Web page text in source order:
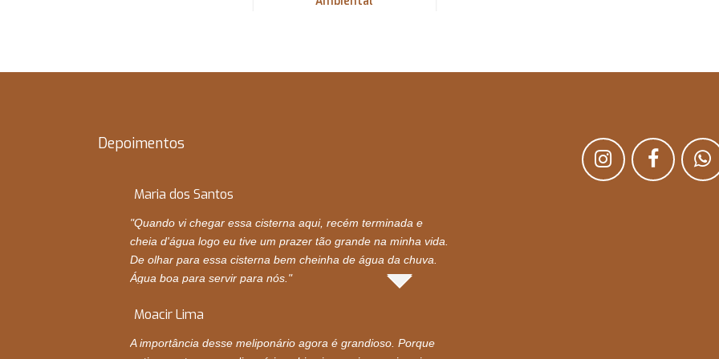
Depoimentos
Maria dos Santos
"Quando vi chegar essa cisterna aqui, recém terminada e
cheia d'água logo eu tive um prazer tão grande na minha vida.
De olhar para essa cisterna bem cheinha de água da chuva.
Água boa para servir para nós."
Moacir Lima
A importância desse meliponário agora é grandioso. Porque